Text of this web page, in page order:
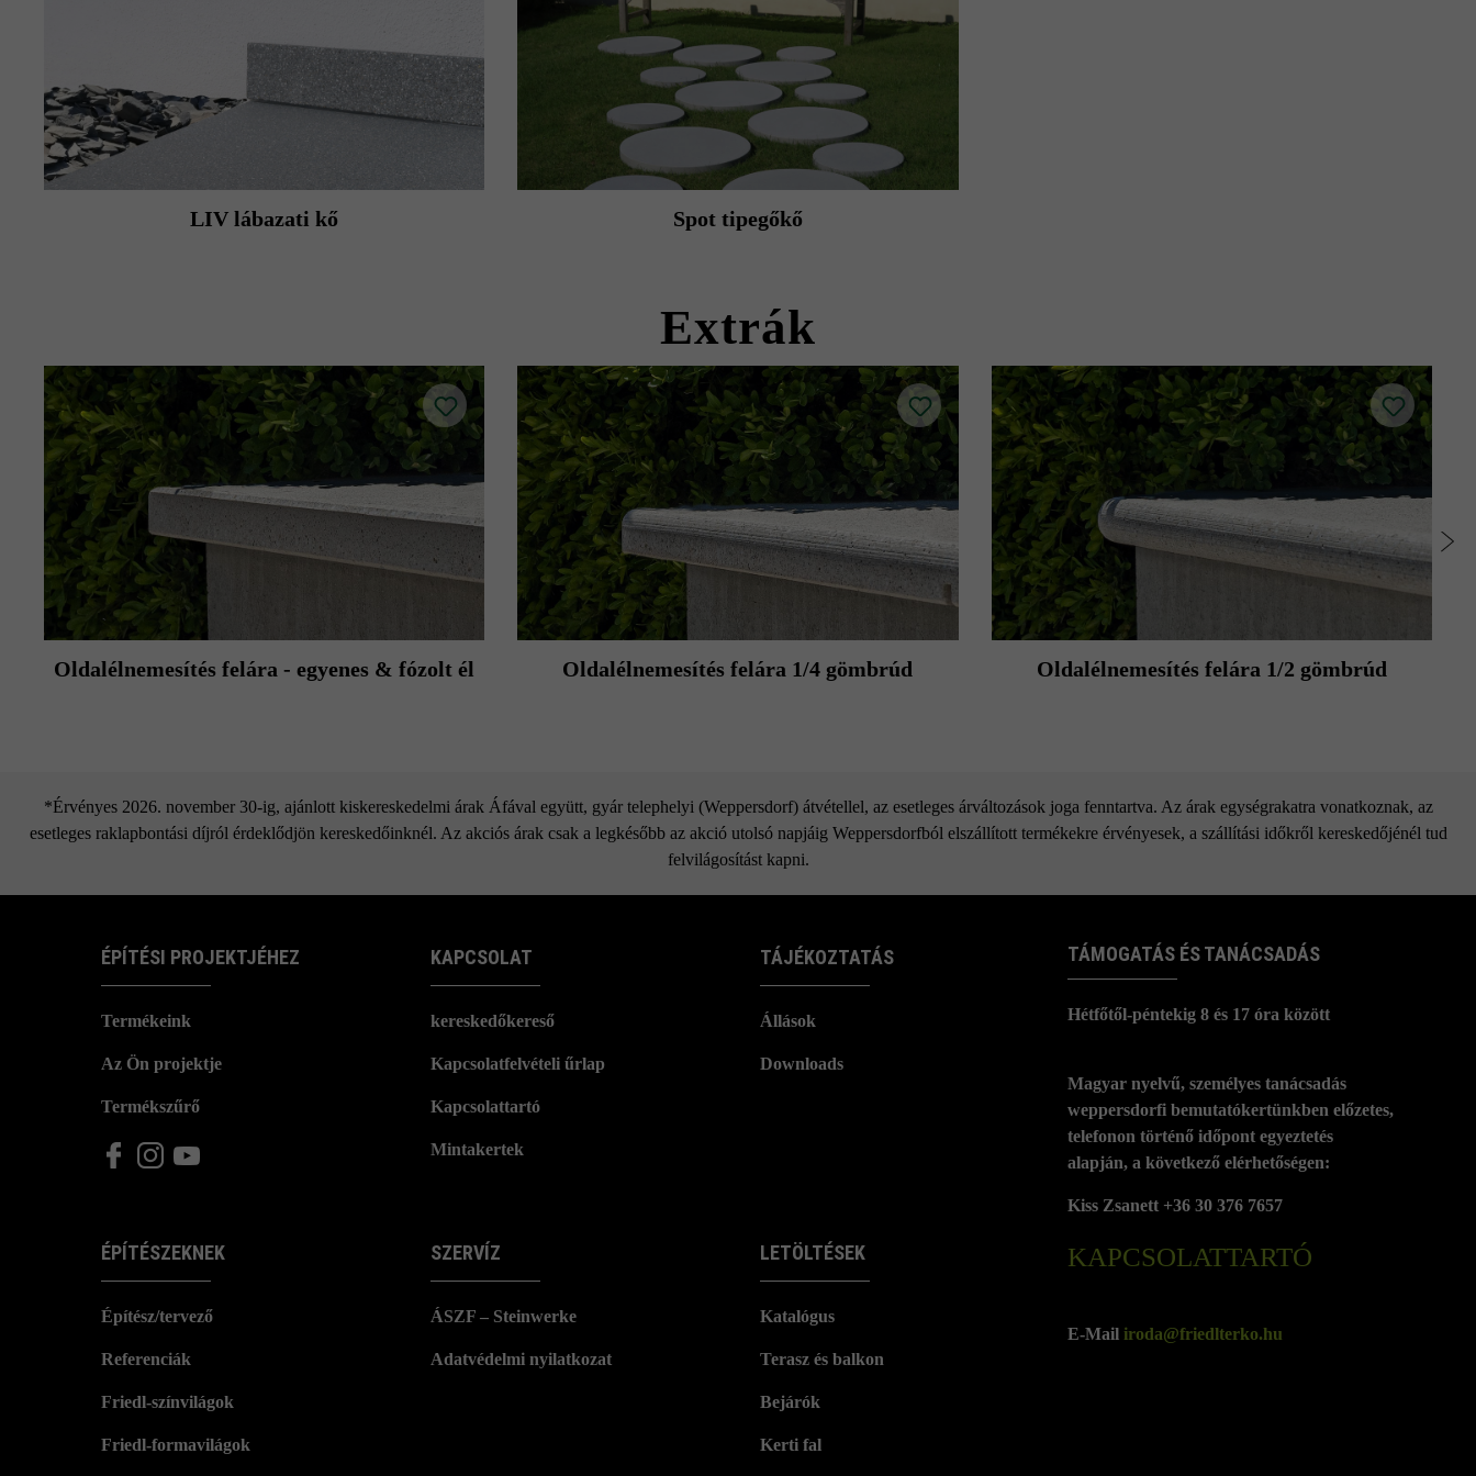
LIV lábazati kő Spot tipegőkő
Extrák
Oldalélnemesítés felára - egyenes & fózolt él Oldalélnemesítés felára 1/4 gömbrúd Oldalélnemesítés felára 1/2 gömbrúd
*Érvényes 2026. november 30-ig, ajánlott kiskereskedelmi árak Áfával együtt, gyár telephelyi (Weppersdorf) átvétellel, az esetleges árváltozások joga fenntartva. Az árak egységrakatra vonatkoznak, az
esetleges raklapbontási díjról érdeklődjön kereskedőinknél. Az akciós árak csak a legkésőbb az akció utolsó napjáig Weppersdorfból elszállított termékekre érvényesek, a szállítási időkről kereskedőjénél tud
felvilágosítást kapni.
ÉPÍTÉSI PROJEKTJÉHEZ
Termékeink
Az Ön projektje
Termékszűrő
ÉPÍTÉSZEKNEK
Építész/tervező
Referenciák
Friedl-színvilágok
Friedl-formavilágok
KAPCSOLAT
kereskedőkereső
Kapcsolatfelvételi űrlap
Kapcsolattartó
Mintakertek
SZERVÍZ
ÁSZF – Steinwerke
Adatvédelmi nyilatkozat
TÁJÉKOZTATÁS
Állások
Downloads
LETÖLTÉSEK
Katalógus
Terasz és balkon
Bejárók
Kerti fal
TÁMOGATÁS ÉS TANÁCSADÁS
Hétfőtől-péntekig 8 és 17 óra között
KAPCSOLATTARTÓ
Magyar nyelvű, személyes tanácsadás
weppersdorfi bemutatókertünkben előzetes,
telefonon történő időpont egyeztetés
alapján, a következő elérhetőségen:
Kiss Zsanett +36 30 376 7657
E-Mail iroda@friedlterko.hu